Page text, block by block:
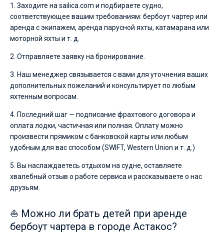
1. Заходите на sailica.com и подбираете судно,
соответствующее вашим требованиям: бербоут чартер или
аренда с экипажем, аренда парусной яхты, катамарана или
моторной яхты и т. д.
2. Отправляете заявку на бронирование.
3. Наш менеджер связывается с вами для уточнения ваших
дополнительных пожеланий и консультирует по любым
яхтенным вопросам.
4. Последний шаг — подписание фрахтового договора и
оплата лодки, частичная или полная. Оплату можно
произвести прямиком с банковской карты или любым
удобным для вас способом (SWIFT, Western Union и т. д.)
5. Вы наслаждаетесь отдыхом на судне, оставляете
хвалебный отзыв о работе сервиса и рассказываете о нас
друзьям.
⛵ Можно ли брать детей при аренде
бербоут чартера в городе Астакос?